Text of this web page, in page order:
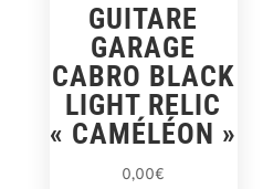
GUITARE
GARAGE
CABRO BLACK
LIGHT RELIC
« CAMÉLÉON »
0,00€